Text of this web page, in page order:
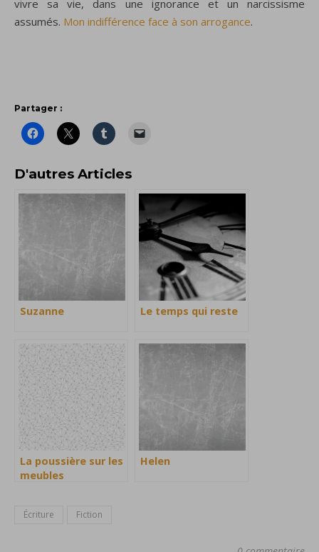
vivre sa vie, dans une ignorance et un narcissisme
assumés. Mon indifférence face à son arrogance.
Partager :
D'autres Articles
Suzanne Le temps qui reste
La poussière sur les
meubles
Helen
Écriture Fiction